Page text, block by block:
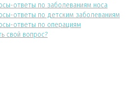
ответы по заболеваниям носа
ответы по детским заболеваниям
ответы по операциям
свой вопрос?